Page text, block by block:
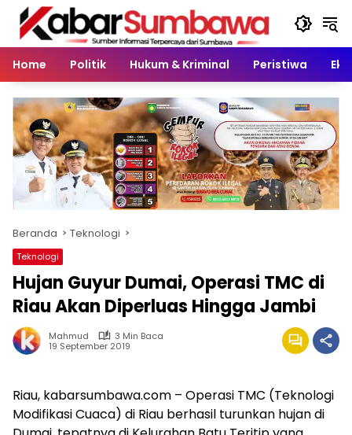
Langsung
konten
Home
Politik Hukum & Kriminal Peristiwa
Beranda Teknologi
Teknologi
Hujan Guyur Dumai, Operasi TMC di
Riau Akan Diperluas Hingga Jambi
Mahmud
3 Min Baca
19 September 2019
Riau, kabarsumbawa.com – Operasi TMC (Teknologi
Modifikasi Cuaca) di Riau berhasil turunkan hujan di